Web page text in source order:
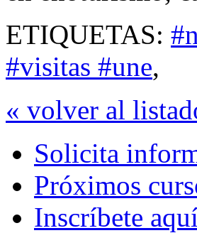
ETIQUETAS:
#visitas #une,
« volver al
Solicita
Próximos
Inscríbete